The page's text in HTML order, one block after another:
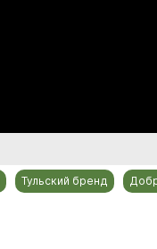
Тульский бренд